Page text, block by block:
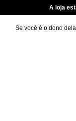
A loja
Se você é o dono